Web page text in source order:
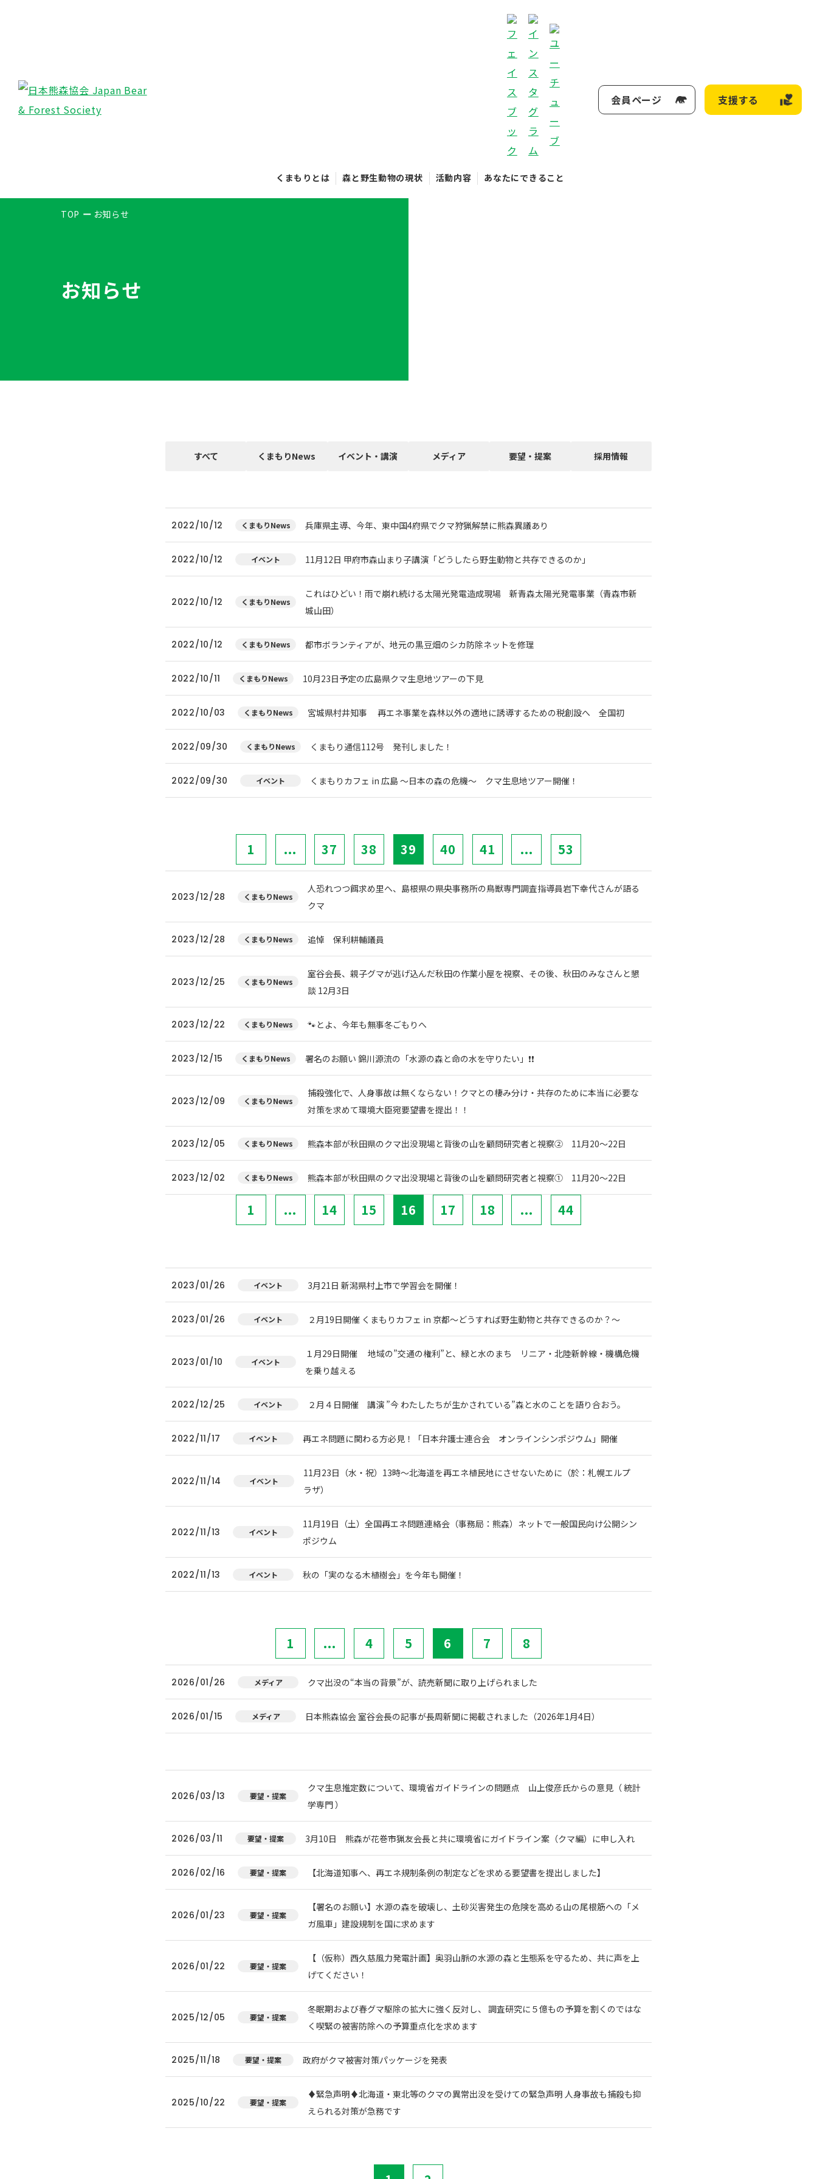
くまもりとは 森と野生動物の現状 活動内容 あなたにできること
会員ページ 支援する
TOP お知らせ
お知らせ
すべて くまもりNews イベント・講演 メディア 要望・提案 採用情報
2022/10/12 くまもりNews 兵庫県主導、今年、東中国4府県でクマ狩猟解禁に熊森異議あり
2022/10/12 イベント 11月12日 甲府市森山まり子講演「どうしたら野生動物と共存できるのか」
2022/10/12 くまもりNews
これはひどい！雨で崩れ続ける太陽光発電造成現場 新青森太陽光発電事業（青森市新
城山田）
2022/10/12 くまもりNews 都市ボランティアが、地元の黒豆畑のシカ防除ネットを修理
2022/10/11 くまもりNews 10月23日予定の広島県クマ生息地ツアーの下見
2022/10/03 くまもりNews 宮城県村井知事 再エネ事業を森林以外の適地に誘導するための税創設へ 全国初
2022/09/30 くまもりNews くまもり通信112号 発刊しました！
2022/09/30 イベント くまもりカフェ in 広島 ～日本の森の危機～ クマ生息地ツアー開催！
1 ... 37 38 39 40 41 ... 53
2023/12/28 くまもりNews
人恐れつつ餌求め里へ、島根県の県央事務所の鳥獣専門調査指導員岩下幸代さんが語る
クマ
2023/12/28 くまもりNews 追悼 保利耕輔議員
2023/12/25 くまもりNews
室谷会長、親子グマが逃げ込んだ秋田の作業小屋を視察、その後、秋田のみなさんと懇
談 12月3日
2023/12/22 くまもりNews 🐾とよ、今年も無事冬ごもりへ
2023/12/15 くまもりNews 署名のお願い 錦川源流の「水源の森と命の水を守りたい」❗❗
2023/12/09 くまもりNews
捕殺強化で、人身事故は無くならない！クマとの棲み分け・共存のために本当に必要な
対策を求めて環境大臣宛要望書を提出！！
2023/12/05 くまもりNews 熊森本部が秋田県のクマ出没現場と背後の山を顧問研究者と視察② 11月20～22日
2023/12/02 くまもりNews 熊森本部が秋田県のクマ出没現場と背後の山を顧問研究者と視察① 11月20～22日
1 ... 14 15 16 17 18 ... 44
2023/01/26 イベント 3月21日 新潟県村上市で学習会を開催！
2023/01/26 イベント ２月19日開催 くまもりカフェ in 京都～どうすれば野生動物と共存できるのか？～
2023/01/10 イベント
１月29日開催 地域の”交通の権利”と、緑と水のまち リニア・北陸新幹線・機構危機
を乗り越える
2022/12/25 イベント ２月４日開催 講演 ”今 わたしたちが生かされている”森と水のことを語り合おう。
2022/11/17 イベント 再エネ問題に関わる方必見！「日本弁護士連合会 オンラインシンポジウム」開催
2022/11/14 イベント
11月23日（水・祝）13時～北海道を再エネ植民地にさせないために（於：札幌エルプ
ラザ）
2022/11/13 イベント
11月19日（土）全国再エネ問題連絡会（事務局：熊森）ネットで一般国民向け公開シン
ポジウム
2022/11/13 イベント 秋の「実のなる木植樹会」を今年も開催！
1 ... 4 5 6 7 8
2026/01/26 メディア クマ出没の“本当の背景”が、読売新聞に取り上げられました
2026/01/15 メディア 日本熊森協会 室谷会長の記事が長周新聞に掲載されました（2026年1月4日）
2026/03/13 要望・提案
クマ生息推定数について、環境省ガイドラインの問題点 山上俊彦氏からの意見（ 統計
学専門 ）
2026/03/11 要望・提案 3月10日 熊森が花巻市猟友会長と共に環境省にガイドライン案（クマ編）に申し入れ
2026/02/16 要望・提案 【北海道知事へ、再エネ規制条例の制定などを求める要望書を提出しました】
2026/01/23 要望・提案
【署名のお願い】水源の森を破壊し、土砂災害発生の危険を高める山の尾根筋への「メ
ガ風車」建設規制を国に求めます
2026/01/22 要望・提案
【（仮称）西久慈風力発電計画】奥羽山脈の水源の森と生態系を守るため、共に声を上
げてください！
2025/12/05 要望・提案
冬眠期および春グマ駆除の拡大に強く反対し、 調査研究に５億もの予算を割くのではな
く喫緊の被害防除への予算重点化を求めます
2025/11/18 要望・提案 政府がクマ被害対策パッケージを発表
2025/10/22 要望・提案
♦️緊急声明♦️北海道・東北等のクマの異常出没を受けての緊急声明 人身事故も捕殺も抑
えられる対策が急務です